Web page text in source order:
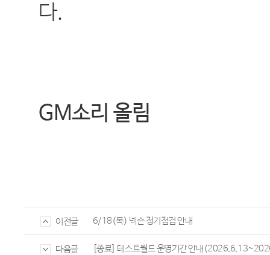
다.
GM소리 올림
이전글 6/18(목) 넥슨 정기점검 안내
다음글 [종료] 테스트월드 운영기간 안내